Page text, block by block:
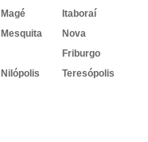
Magé
Itaboraí
Mesquita
Nova
Friburgo
Nilópolis
Teresópolis